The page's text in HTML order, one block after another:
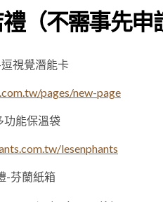
（不需事先申
視覺潛能卡
pages/new-page
功能保溫袋
lesenphants
-芬蘭紙箱